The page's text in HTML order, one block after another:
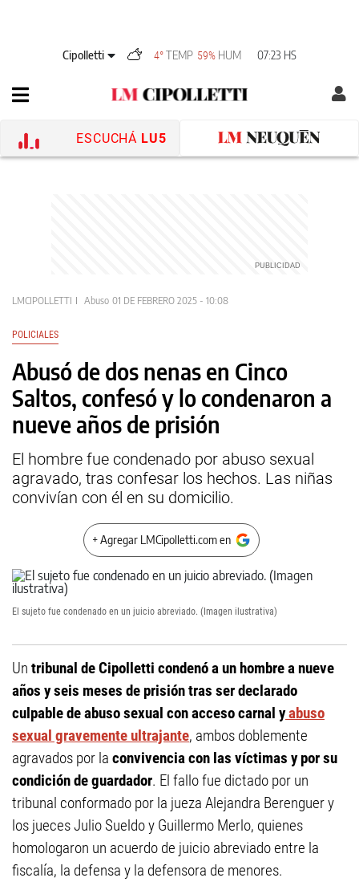
Cipolletti 4° TEMP 59% HUM 07:23 HS
ESCUCHÁ LU5
LMCIPOLLETTI Abuso 01 DE FEBRERO 2025 - 10:08
POLICIALES
Abusó de dos nenas en Cinco
Saltos, confesó y lo condenaron a
nueve años de prisión
El hombre fue condenado por abuso sexual
agravado, tras confesar los hechos. Las niñas
convivían con él en su domicilio.
+ Agregar LMCipolletti.com en
El sujeto fue condenado en un juicio abreviado. (Imagen ilustrativa)
Un tribunal de Cipolletti condenó a un hombre a nueve
años y seis meses de prisión tras ser declarado
culpable de abuso sexual con acceso carnal yabuso
sexual gravemente ultrajante, ambos doblemente
agravados por la convivencia con las víctimas y por su
condición de guardador. El fallo fue dictado por un
tribunal conformado por la jueza Alejandra Berenguer y
los jueces Julio Sueldo y Guillermo Merlo, quienes
homologaron un acuerdo de juicio abreviado entre la
fiscalía, la defensa y la defensora de menores.